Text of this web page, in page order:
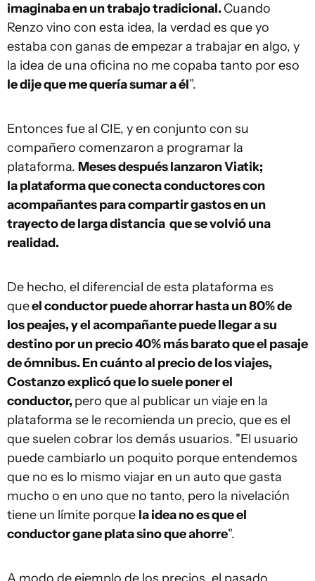
imaginaba en un trabajo tradicional. Cuando
Renzo vino con esta idea, la verdad es que yo
estaba con ganas de empezar a trabajar en algo, y
la idea de una oficina no me copaba tanto por eso
le dije que me quería sumar a él”.
Entonces fue al CIE, y en conjunto con su
compañero comenzaron a programar la
plataforma. Meses después lanzaron Viatik;
la plataforma que conecta conductores con
acompañantes para compartir gastos en un
trayecto de larga distancia que se volvió una
realidad.
De hecho, el diferencial de esta plataforma es
queel conductor puede ahorrar hasta un 80% de
los peajes, y el acompañante puede llegar a su
destino por un precio 40% más barato que el pasaje
de ómnibus. En cuánto al precio de los viajes,
Costanzo explicó que lo suele poner el
conductor, pero que al publicar un viaje en la
plataforma se le recomienda un precio, que es el
que suelen cobrar los demás usuarios. "El usuario
puede cambiarlo un poquito porque entendemos
que no es lo mismo viajar en un auto que gasta
mucho o en uno que no tanto, pero la nivelación
tiene un límite porque la idea no es que el
conductor gane plata sino que ahorre".